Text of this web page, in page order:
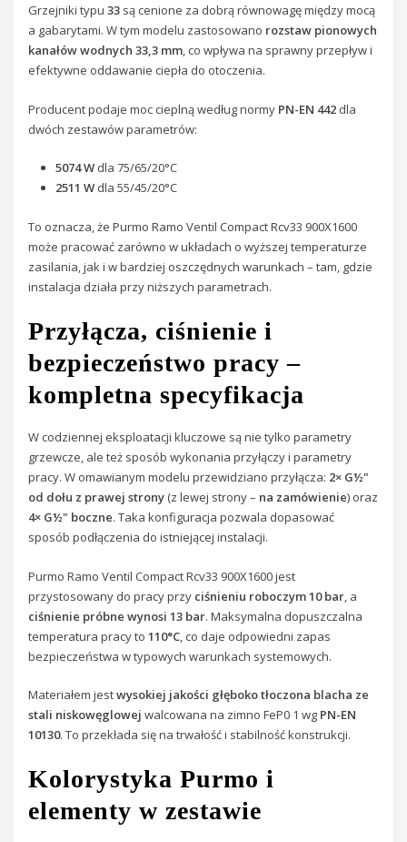
Grzejniki typu33 są cenione za dobrą równowagę między mocą
a gabarytami. W tym modelu zastosowano rozstaw pionowych
kanałów wodnych 33,3 mm, co wpływa na sprawny przepływ i
efektywne oddawanie ciepła do otoczenia.
Producent podaje moc cieplną według normy PN-EN 442 dla
dwóch zestawów parametrów:
5074 Wdla 75/65/20°C
2511 Wdla 55/45/20°C
To oznacza, że Purmo Ramo Ventil Compact Rcv33 900X1600
może pracować zarówno w układach o wyższej temperaturze
zasilania, jak i w bardziej oszczędnych warunkach – tam, gdzie
instalacja działa przy niższych parametrach.
Przyłącza, ciśnienie i
bezpieczeństwo pracy –
kompletna specyfikacja
W codziennej eksploatacji kluczowe są nie tylko parametry
grzewcze, ale też sposób wykonania przyłączy i parametry
pracy. W omawianym modelu przewidziano przyłącza: 2× G½"
od dołu z prawej strony (z lewej strony – na zamówienie) oraz
4× G½" boczne. Taka konfiguracja pozwala dopasować
sposób podłączenia do istniejącej instalacji.
Purmo Ramo Ventil Compact Rcv33 900X1600 jest
przystosowany do pracy przy ciśnieniu roboczym 10 bar, a
ciśnienie próbne wynosi 13 bar. Maksymalna dopuszczalna
temperatura pracy to110°C, co daje odpowiedni zapas
bezpieczeństwa w typowych warunkach systemowych.
Materiałem jestwysokiej jakości głęboko tłoczona blacha ze
stali niskowęglowej walcowana na zimno FeP0 1 wg PN-EN
10130. To przekłada się na trwałość i stabilność konstrukcji.
Kolorystyka Purmo i
elementy w zestawie